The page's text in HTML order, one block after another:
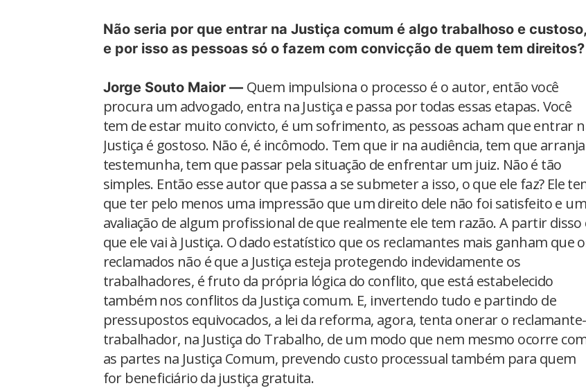
Não seria por que entrar na Justiça comum é algo trabalhoso e custoso,
e por isso as pessoas só o fazem com convicção de quem tem direitos?
Jorge Souto Maior — Quem impulsiona o processo é o autor, então você
procura um advogado, entra na Justiça e passa por todas essas etapas. Você
tem de estar muito convicto, é um sofrimento, as pessoas acham que entrar
Justiça é gostoso. Não é, é incômodo. Tem que ir na audiência, tem que
testemunha, tem que passar pela situação de enfrentar um juiz. Não é tão
simples. Então esse autor que passa a se submeter a isso, o que ele faz? Ele
que ter pelo menos uma impressão que um direito dele não foi satisfeito e
avaliação de algum profissional de que realmente ele tem razão. A partir disso
que ele vai à Justiça. O dado estatístico que os reclamantes mais ganham que
reclamados não é que a Justiça esteja protegendo indevidamente os
trabalhadores, é fruto da própria lógica do conflito, que está estabelecido
também nos conflitos da Justiça comum. E, invertendo tudo e partindo de
pressupostos equivocados, a lei da reforma, agora, tenta onerar o reclamante-
trabalhador, na Justiça do Trabalho, de um modo que nem mesmo ocorre
as partes na Justiça Comum, prevendo custo processual também para quem
for beneficiário da justiça gratuita.